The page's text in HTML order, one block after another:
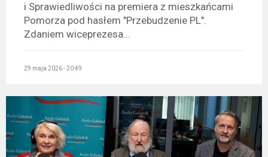
i Sprawiedliwości na premiera z mieszkańcami
Pomorza pod hasłem "Przebudzenie PL".
Zdaniem wiceprezesa...
29 maja 2026 - 20:49